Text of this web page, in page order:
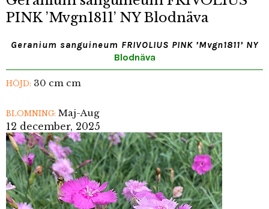
PINK ’Mvgn1811’ NY Blodnäva
Geranium sanguineum FRIVOLIUS PINK ’Mvgn1811’ NY
Blodnäva
HÖJD: 30 cm cm
BLOMNING: Maj-Aug
12 december, 2025